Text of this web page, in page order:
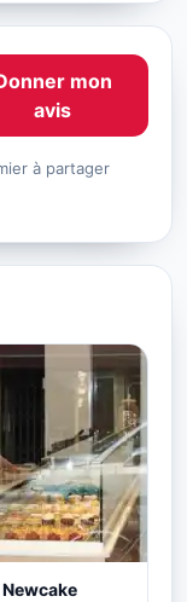
mon
avis
à partager